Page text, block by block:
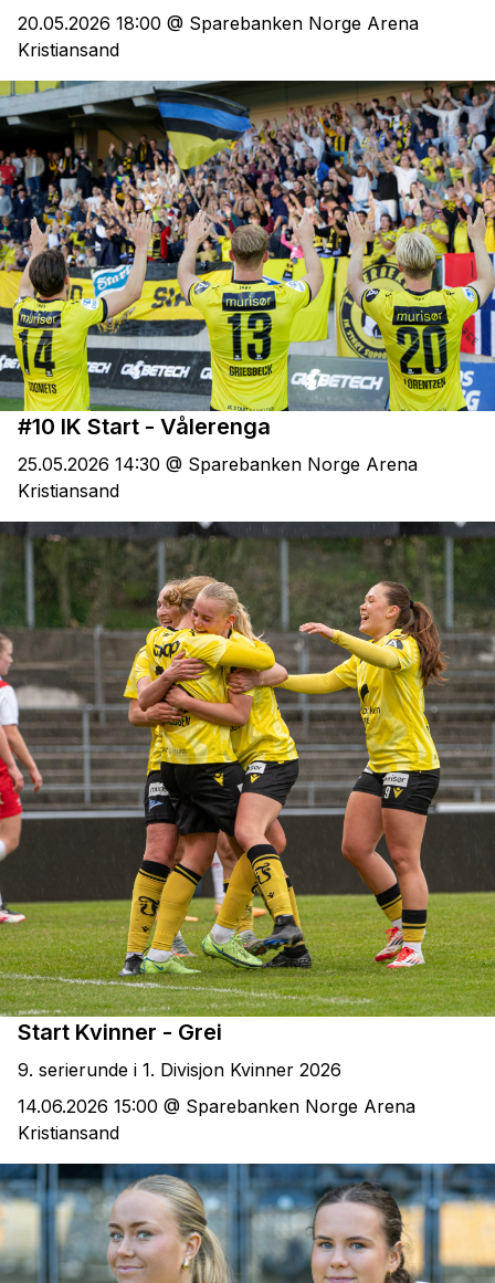
20.05.2026 18:00 @ Sparebanken Norge Arena
Kristiansand
#10 IK Start - Vålerenga
25.05.2026 14:30 @ Sparebanken Norge Arena
Kristiansand
Start Kvinner - Grei
9. serierunde i 1. Divisjon Kvinner 2026
14.06.2026 15:00 @ Sparebanken Norge Arena
Kristiansand